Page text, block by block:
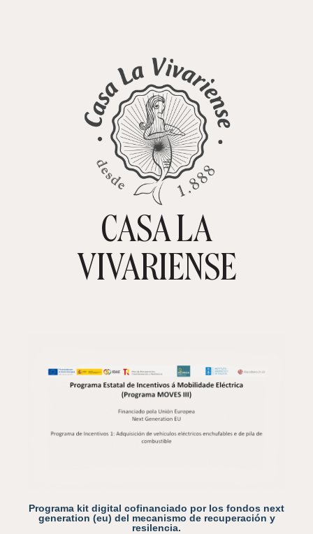
TIENDA ONLINECASA LA
VIVARIENSE
Programa kit digital cofinanciado por los fondos next
generation (eu) del mecanismo de recuperación y
resilencia.